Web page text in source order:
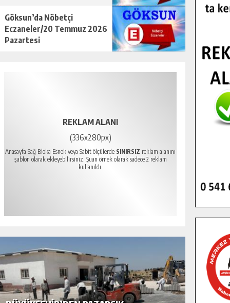
Göksun’da Nöbetçi
Eczaneler/20 Temmuz 2026
Pazartesi
REKLAM ALANI
(336x280px)
Anasayfa Sağ Bloka Esnek veya Sabit ölçülerde SINIRSIZ reklam alanını
şablon olarak ekleyebilirsiniz. Şuan örnek olarak sadece 2 reklam
kullanıldı.